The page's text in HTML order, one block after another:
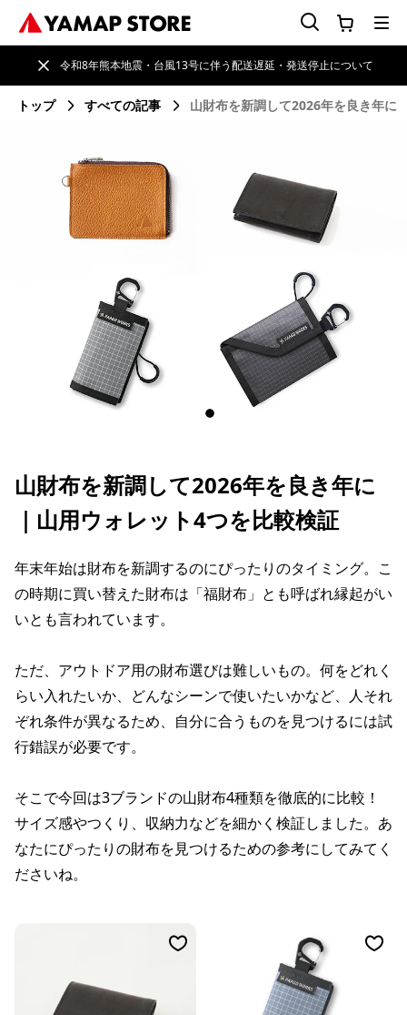
令和8年熊本地震・台風13号に伴う配送遅延・発送停止について
トップ すべての記事 山財布を新調して2026年を良き年に
山財布を新調して2026年を良き年に
｜山用ウォレット4つを比較検証
年末年始は財布を新調するのにぴったりのタイミング。こ
の時期に買い替えた財布は「福財布」とも呼ばれ縁起がい
いとも言われています。
ただ、アウトドア用の財布選びは難しいもの。何をどれく
らい入れたいか、どんなシーンで使いたいかなど、人それ
ぞれ条件が異なるため、自分に合うものを見つけるには試
行錯誤が必要です。
そこで今回は3ブランドの山財布4種類を徹底的に比較！
サイズ感やつくり、収納力などを細かく検証しました。あ
なたにぴったりの財布を見つけるための参考にしてみてく
ださいね。